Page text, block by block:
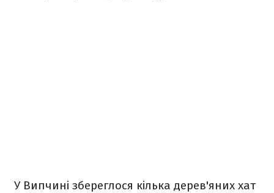
У Випчині збереглося кілька дерев'яних хат